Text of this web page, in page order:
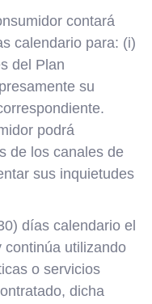
contará
calendario para: (i)
del Plan
su
podrá
de los canales de
sus inquietudes
días calendario el
continúa utilizando
o servicios
dicha